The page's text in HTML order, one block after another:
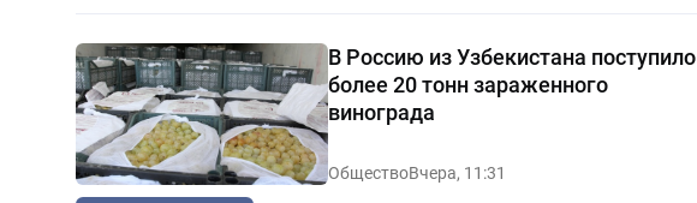
В Россию из Узбекистана поступило
более 20 тонн зараженного
винограда
ОбществоВчера, 11:31